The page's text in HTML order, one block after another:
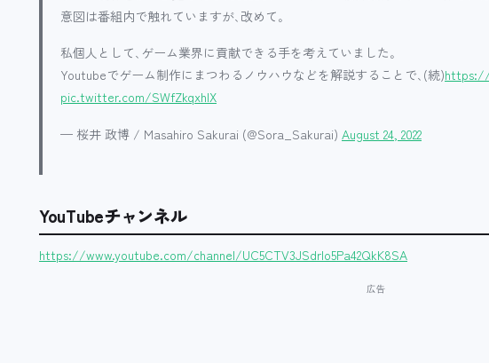
意図は番組内で触れていますが､改めて｡
私個人として､ゲーム業界に貢献できる手を考えていました｡
Youtubeでゲーム制作にまつわるノウハウなどを解説することで､(続)
pic.twitter.com/SWfZkqxhIX
— 桜井 政博 / Masahiro Sakurai (@Sora_Sakurai) August 24, 2022
YouTubeチャンネル
https://www.youtube.com/channel/UC5CTV3JSdrlo5Pa42QkK8SA